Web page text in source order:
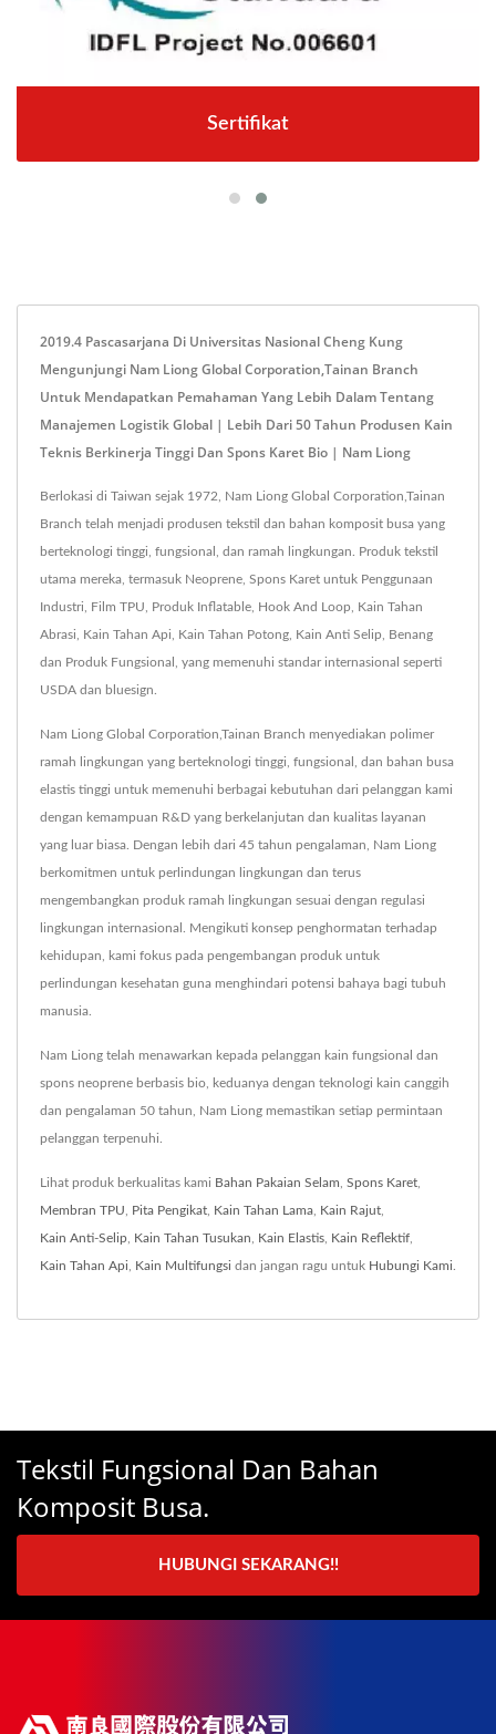
Sertifikat
2019.4 Pascasarjana Di Universitas Nasional Cheng Kung
Mengunjungi Nam Liong Global Corporation,Tainan Branch
Untuk Mendapatkan Pemahaman Yang Lebih Dalam Tentang
Manajemen Logistik Global | Lebih Dari 50 Tahun Produsen Kain
Teknis Berkinerja Tinggi Dan Spons Karet Bio | Nam Liong
Berlokasi di Taiwan sejak 1972, Nam Liong Global Corporation,Tainan
Branch telah menjadi produsen tekstil dan bahan komposit busa yang
berteknologi tinggi, fungsional, dan ramah lingkungan. Produk tekstil
utama mereka, termasuk Neoprene, Spons Karet untuk Penggunaan
Industri, Film TPU, Produk Inflatable, Hook And Loop, Kain Tahan
Abrasi, Kain Tahan Api, Kain Tahan Potong, Kain Anti Selip, Benang
dan Produk Fungsional, yang memenuhi standar internasional seperti
USDA dan bluesign.
Nam Liong Global Corporation,Tainan Branch menyediakan polimer
ramah lingkungan yang berteknologi tinggi, fungsional, dan bahan busa
elastis tinggi untuk memenuhi berbagai kebutuhan dari pelanggan kami
dengan kemampuan R&D yang berkelanjutan dan kualitas layanan
yang luar biasa. Dengan lebih dari 45 tahun pengalaman, Nam Liong
berkomitmen untuk perlindungan lingkungan dan terus
mengembangkan produk ramah lingkungan sesuai dengan regulasi
lingkungan internasional. Mengikuti konsep penghormatan terhadap
kehidupan, kami fokus pada pengembangan produk untuk
perlindungan kesehatan guna menghindari potensi bahaya bagi tubuh
manusia.
Nam Liong telah menawarkan kepada pelanggan kain fungsional dan
spons neoprene berbasis bio, keduanya dengan teknologi kain canggih
dan pengalaman 50 tahun, Nam Liong memastikan setiap permintaan
pelanggan terpenuhi.
Lihat produk berkualitas kami Bahan Pakaian Selam Spons Karet
Membran TPU Pita Pengikat Kain Tahan Lama Kain Rajut
Kain Anti-Selip Kain Tahan Tusukan Kain Elastis Kain Reflektif
Kain Tahan Api Kain Multifungsi dan jangan ragu untuk Hubungi Kami
Tekstil Fungsional Dan Bahan
Komposit Busa.
HUBUNGI SEKARANG!!